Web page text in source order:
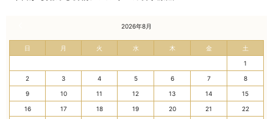
2026年8月
日 月 火 水 木 金 土
1
2 3 4 5 6 7 8
9 10 11 12 13 14 15
16 17 18 19 20 21 22